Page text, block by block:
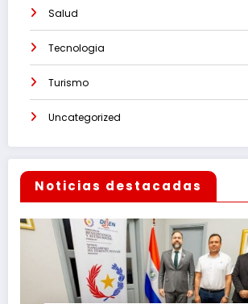
Salud
Tecnologia
Turismo
Uncategorized
Noticias destacadas